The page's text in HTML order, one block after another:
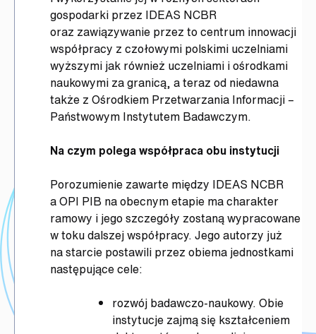
gospodarki przez IDEAS NCBR
oraz zawiązywanie przez to centrum innowacji
współpracy z czołowymi polskimi uczelniami
wyższymi jak również uczelniami i ośrodkami
naukowymi za granicą, a teraz od niedawna
także z Ośrodkiem Przetwarzania Informacji –
Państwowym Instytutem Badawczym.
Na czym polega współpraca obu instytucji
Porozumienie zawarte między IDEAS NCBR
a OPI PIB na obecnym etapie ma charakter
ramowy i jego szczegóły zostaną wypracowane
w toku dalszej współpracy. Jego autorzy już
na starcie postawili przez obiema jednostkami
następujące cele:
rozwój badawczo-naukowy. Obie
instytucje zajmą się kształceniem